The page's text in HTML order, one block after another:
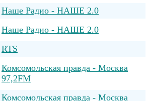
Наше Радио - НАШЕ 2.0
Наше Радио - НАШЕ 2.0
RTS
Комсомольская правда - Москва
97,2FM
Комсомольская правда - Москва